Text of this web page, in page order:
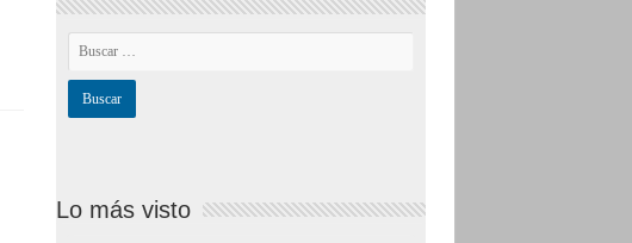
Lo más visto